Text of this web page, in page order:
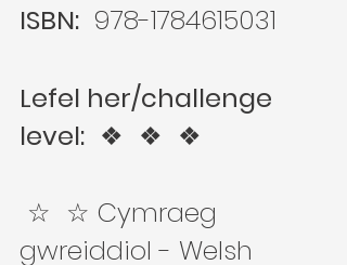
ISBN:
  978-1784615031
Lefel her/challenge
level:
  ❖  ❖  ❖
gwreiddiol - Welsh